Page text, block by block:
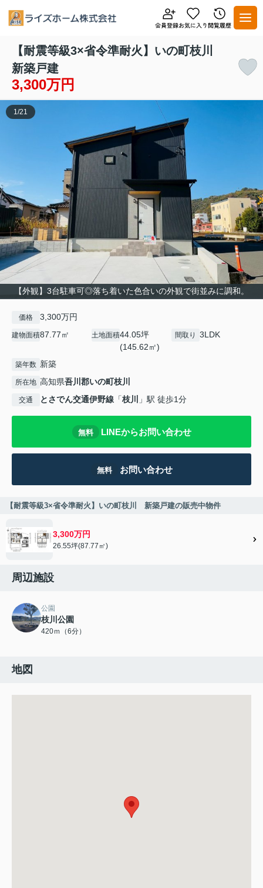
【耐震等級3×省令準耐火】いの町枝川
新築戸建
3,300万円
【外観】3台駐車可◎落ち着いた色合いの外観で街並みに調和。
1/21
価格 3,300万円
建物面積87.77㎡ 土地面積44.05坪
(145.62㎡)
間取り 3LDK
築年数 新築
所在地 高知県吾川郡いの町枝川
交通 とさでん交通伊野線 「枝川 」駅 徒歩1分
無料 LINEからお問い合わせ
無料 お問い合わせ
【耐震等級3×省令準耐火】いの町枝川 新築戸建の販売中物件
3,300万円
26.55坪(87.77㎡)
周辺施設
公園
枝川公園
420ｍ（6分）
地図